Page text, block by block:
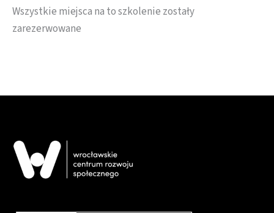
Wszystkie miejsca na to szkolenie zostały
zarezerwowane